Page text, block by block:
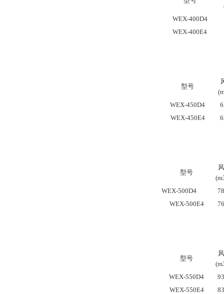
WEX-400D4
WEX-400E4
型号
WEX-450D4
WEX-450E4
型号
WEX-500D4
WEX-500E4
型号
WEX-550D4
WEX-550E4